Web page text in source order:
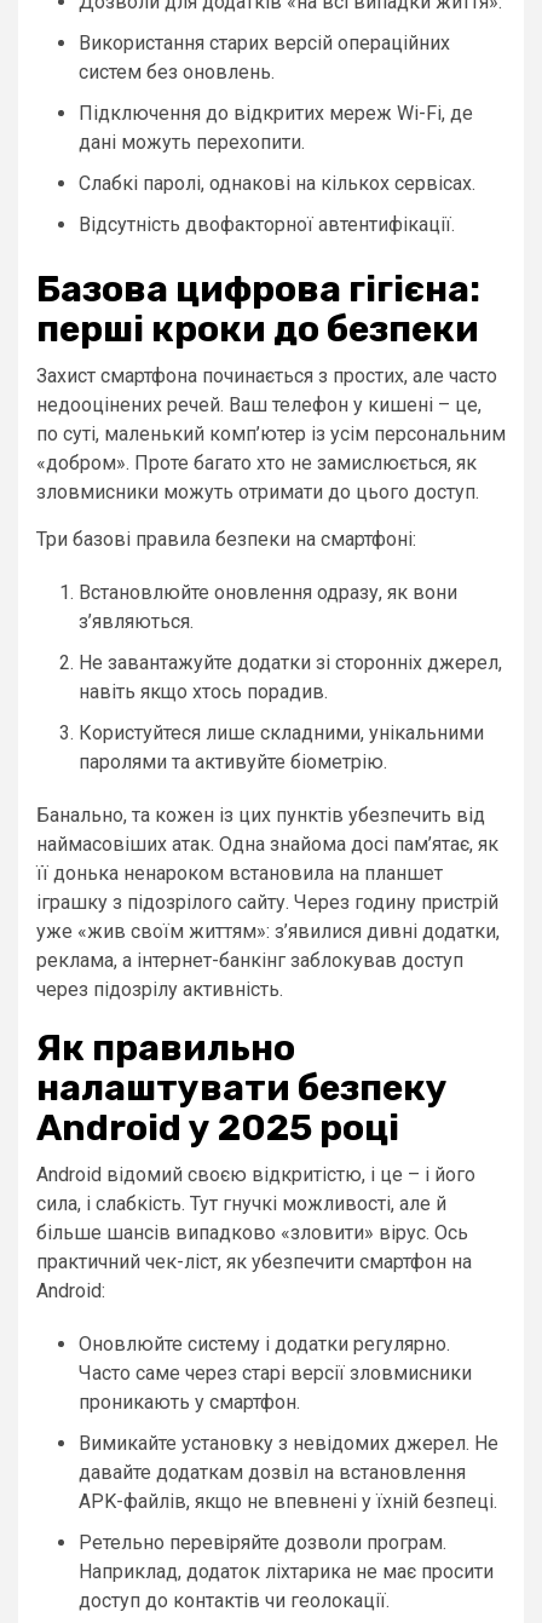
Використання старих версій операційних
систем без оновлень.
Підключення до відкритих мереж Wi-Fi, де
дані можуть перехопити.
Слабкі паролі, однакові на кількох сервісах.
Відсутність двофакторної автентифікації.
Базова цифрова гігієна:
перші кроки до безпеки
Захист смартфона починається з простих, але часто
недооцінених речей. Ваш телефон у кишені – це,
по суті, маленький комп’ютер із усім персональним
«добром». Проте багато хто не замислюється, як
зловмисники можуть отримати до цього доступ.
Три базові правила безпеки на смартфоні:
Встановлюйте оновлення одразу, як вони
з’являються.
Не завантажуйте додатки зі сторонніх джерел,
навіть якщо хтось порадив.
Користуйтеся лише складними, унікальними
паролями та активуйте біометрію.
Банально, та кожен із цих пунктів убезпечить від
наймасовіших атак. Одна знайома досі пам’ятає, як
її донька ненароком встановила на планшет
іграшку з підозрілого сайту. Через годину пристрій
уже «жив своїм життям»: з’явилися дивні додатки,
реклама, а інтернет-банкінг заблокував доступ
через підозрілу активність.
Як правильно
налаштувати безпеку
Android у 2025 році
Android відомий своєю відкритістю, і це – і його
сила, і слабкість. Тут гнучкі можливості, але й
більше шансів випадково «зловити» вірус. Ось
практичний чек-ліст, як убезпечити смартфон на
Android:
Оновлюйте систему і додатки регулярно.
Часто саме через старі версії зловмисники
проникають у смартфон.
Вимикайте установку з невідомих джерел. Не
давайте додаткам дозвіл на встановлення
APK-файлів, якщо не впевнені у їхній безпеці.
Ретельно перевіряйте дозволи програм.
Наприклад, додаток ліхтарика не має просити
доступ до контактів чи геолокації.